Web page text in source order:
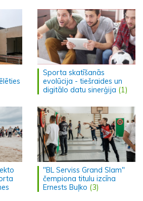
Sporta skatīšanās
evolūcija - tiešraides un
digitālo datu sinerģija (1)
"BL Serviss Grand Slam"
čempiona titulu izcīna
Ernests Buļko (3)